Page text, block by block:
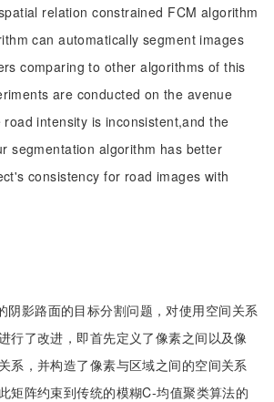
relation constrained FCM algorithm
can automatically segment images
comparing to other algorithms of this
are conducted on the avenue
intensity is inconsistent,and the
segmentation algorithm has better
consistency for road images with
阴影路面的目标分割问题，对使用空间关系
行了改进，即首先定义了像素之间以及像
系，并构造了像素与区域之间的空间关系
矩阵约束到传统的模糊C-均值聚类算法的